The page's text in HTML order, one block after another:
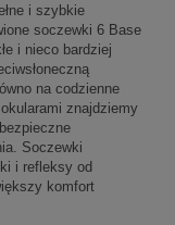
i szybkie
soczewki 6 Base
i nieco bardziej
na codzienne
znajdziemy
Soczewki
i refleksy od
komfort